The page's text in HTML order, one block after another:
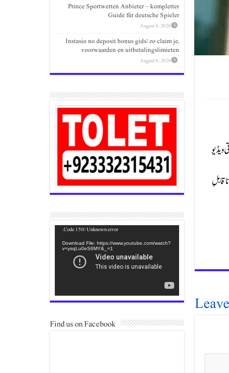
کی ذاتی ویڈیو
Prince Sportwetten Anbieter – kompletter
Guide für deutsche Spieler
August 6, 2026
Instasio no deposit bonus gids: zo claim je,
voorwaarden en uitbetalingslimieten
August 6, 2026
Player
Code 150: Unknown error.
Download File: https://www.youtube.com/watch?
v=ysqLu0eS6MY&_=1
Find us on Facebook